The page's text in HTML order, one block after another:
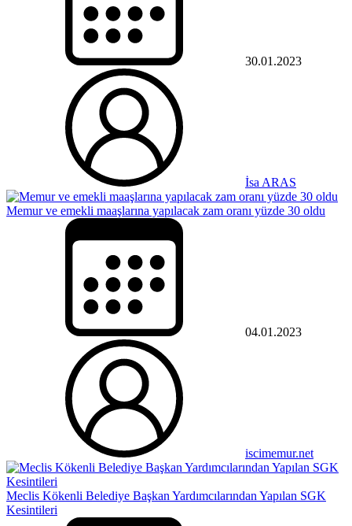
30.01.2023
İsa ARAS
Memur ve emekli maaşlarına yapılacak zam oranı yüzde 30 oldu
04.01.2023
iscimemur.net
Meclis Kökenli Belediye Başkan Yardımcılarından Yapılan SGK
Kesintileri